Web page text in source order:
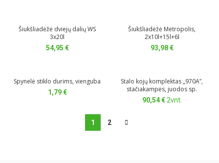
Šiukšliadėžė dviejų dalių WS
3x20l
54,95 €
Šiukšliadėžė Metropolis,
2x10l+15l+6l
93,98€
Spynelė stiklo durims, vienguba
1,79€
Stalo kojų komplektas „970A”,
stačiakampės, juodos sp.
90,54€ 2vnt.
1 2